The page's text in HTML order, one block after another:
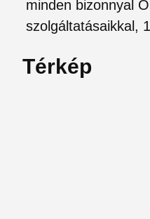
minden bizonnyal
szolgáltatásaikkal,
Térkép